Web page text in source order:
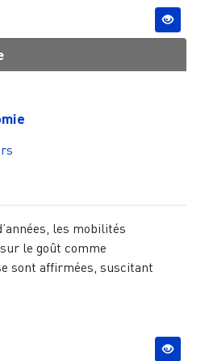
les mobilités
le goût comme
sont affirmées, suscitant